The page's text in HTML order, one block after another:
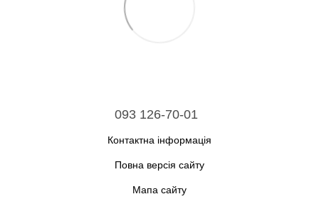
093 126-70-01
Контактна інформація
Повна версія сайту
Мапа сайту